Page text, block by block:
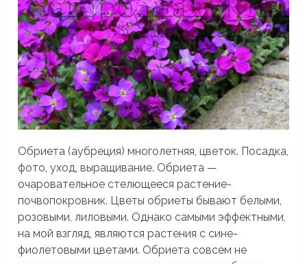
Обриета (аубреция) многолетняя, цветок. Посадка,
фото, уход, выращивание. Обриета —
очаровательное стелющееся растение-
почвопокровник. Цветы обриеты бывают белыми,
розовыми, лиловыми. Однако самыми эффектными,
на мой взгляд, являются растения с сине-
фиолетовыми цветами. Обриета совсем не